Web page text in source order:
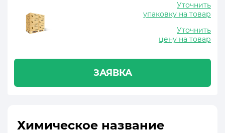
Уточнить
упаковку на товар
Уточнить
цену на товар
ЗАЯВКА
Химическое название